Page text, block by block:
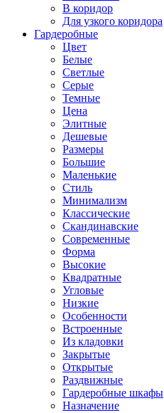
В коридор
Для узкого коридора
Гардеробные
Цвет
Белые
Светлые
Серые
Темные
Цена
Элитные
Дешевые
Размеры
Большие
Маленькие
Стиль
Минимализм
Классические
Скандинавские
Современные
Форма
Высокие
Квадратные
Угловые
Низкие
Особенности
Встроенные
Из кладовки
Закрытые
Открытые
Раздвижные
Гардеробные шкафы
Назначение